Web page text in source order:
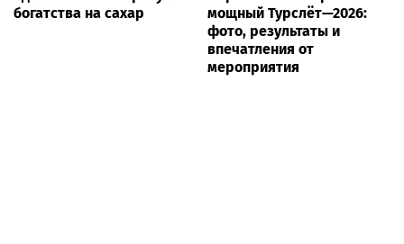
богатства на сахар
мощный Турслёт—2026:
фото, результаты и
впечатления от
мероприятия